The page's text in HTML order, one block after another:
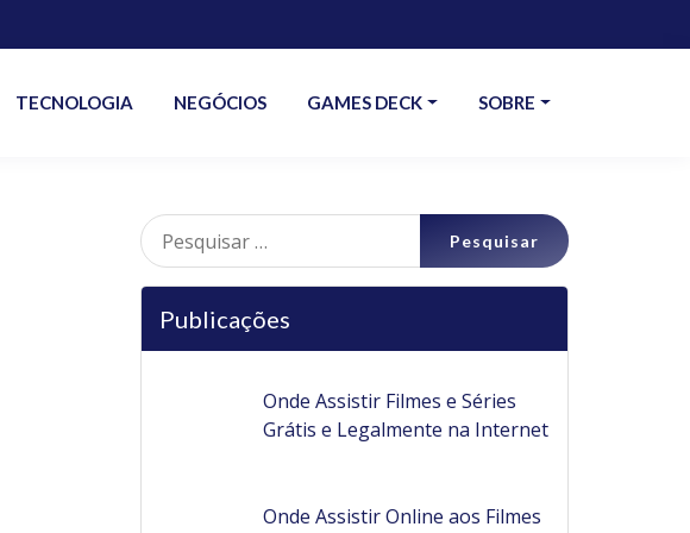
TECNOLOGIA NEGÓCIOS GAMES DECK SOBRE
Pesquisar
por:
Publicações
Onde Assistir Filmes e Séries
Grátis e Legalmente na Internet
Onde Assistir Online aos Filmes